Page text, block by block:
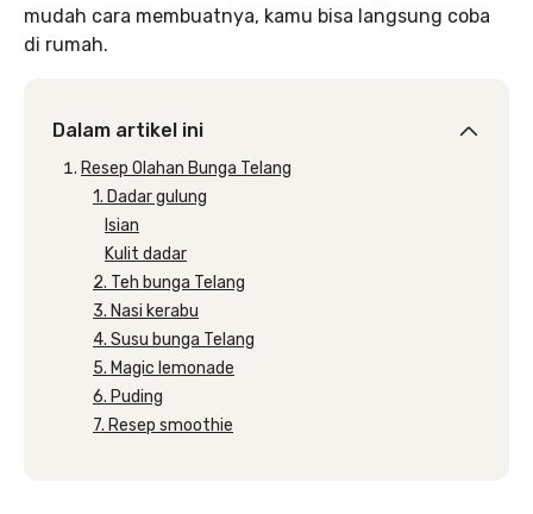
mudah cara membuatnya, kamu bisa langsung coba
di rumah.
Dalam artikel ini
Resep Olahan Bunga Telang
1. Dadar gulung
Isian
Kulit dadar
2. Teh bunga Telang
3. Nasi kerabu
4. Susu bunga Telang
5. Magic lemonade
6. Puding
7. Resep smoothie